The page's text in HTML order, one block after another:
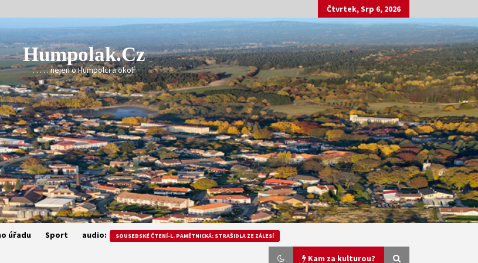
Čtvrtek, Srp 6, 2026
Humpolak.cz
. . . . . nejen o Humpolci a okolí
úřadu Sport audio: SOUSEDSKÉ ČTENÍ-L. PAMĚTNICKÁ: STRAŠIDLA ZE ZÁLESÍ
Kam za kulturou?